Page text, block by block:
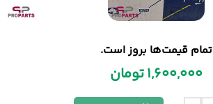
تمام قیمت‌ها بروز است.
1,600,000تومان